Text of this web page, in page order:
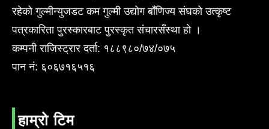
रहेको गुल्मीन्युजडट कम गुल्मी उद्योग बाँणिज्य संघको उत्कृष्ट
पत्रकारिता पुरस्कारबाट पुरस्कृत संचारसँस्था हो ।
कम्पनी राजिस्ट्रार दर्ता: १८८९८०/७४/०७५
पान नं: ६०६७१६५१६
हाम्रो टिम